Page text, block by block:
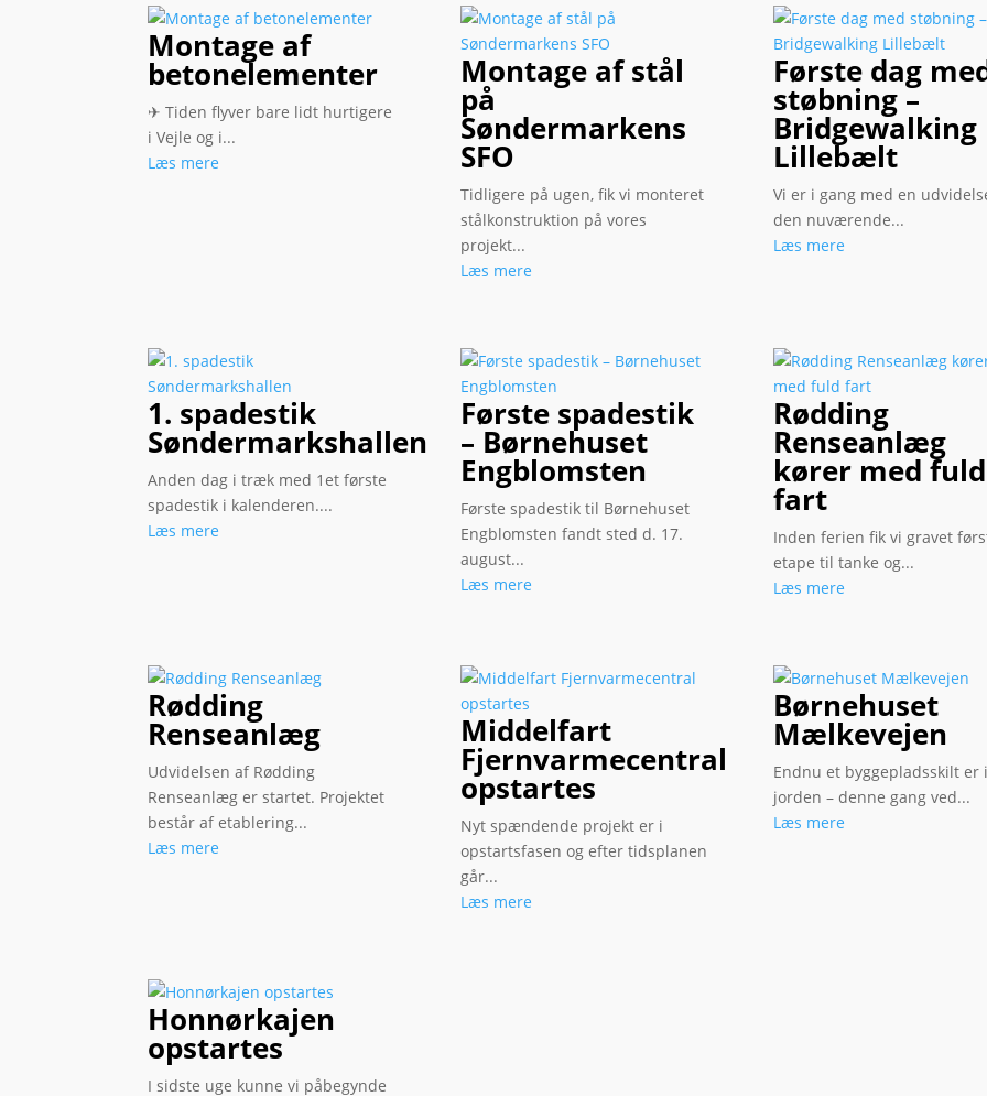
Montage af
betonelementer
✈ Tiden flyver bare lidt hurtigere
i Vejle og i...
Læs mere
Montage af stål
på
Søndermarkens
SFO
Tidligere på ugen, fik vi monteret
stålkonstruktion på vores
projekt...
Læs mere
Første dag
støbning –
Bridgewalking
Lillebælt
Vi er i gang med en
den nuværende...
Læs mere
1. spadestik
Søndermarkshallen
Anden dag i træk med 1et første
spadestik i kalenderen....
Læs mere
Første spadestik
– Børnehuset
Engblomsten
Første spadestik til Børnehuset
Engblomsten fandt sted d. 17.
august...
Læs mere
Rødding
Renseanlæg
kører med fuld
fart
Inden ferien fik vi gravet
etape til tanke og...
Læs mere
Rødding
Renseanlæg
Udvidelsen af Rødding
Renseanlæg er startet. Projektet
består af etablering...
Læs mere
Middelfart
Fjernvarmecentral
opstartes
Nyt spændende projekt er i
opstartsfasen og efter tidsplanen
går...
Læs mere
Børnehuset
Mælkevejen
Endnu et byggepladsskilt er i
jorden – denne gang ved...
Læs mere
Honnørkajen
opstartes
I sidste uge kunne vi påbegynde